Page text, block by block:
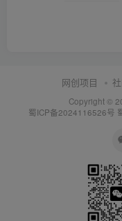
网创项目
Copyright ©
蜀ICP备2024116526号